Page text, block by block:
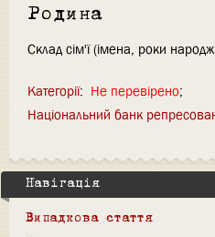
Родина
Склад сім'ї (імена, роки
Категорії: Не перевірено
Національний банк
Навігація
Випадкова стаття